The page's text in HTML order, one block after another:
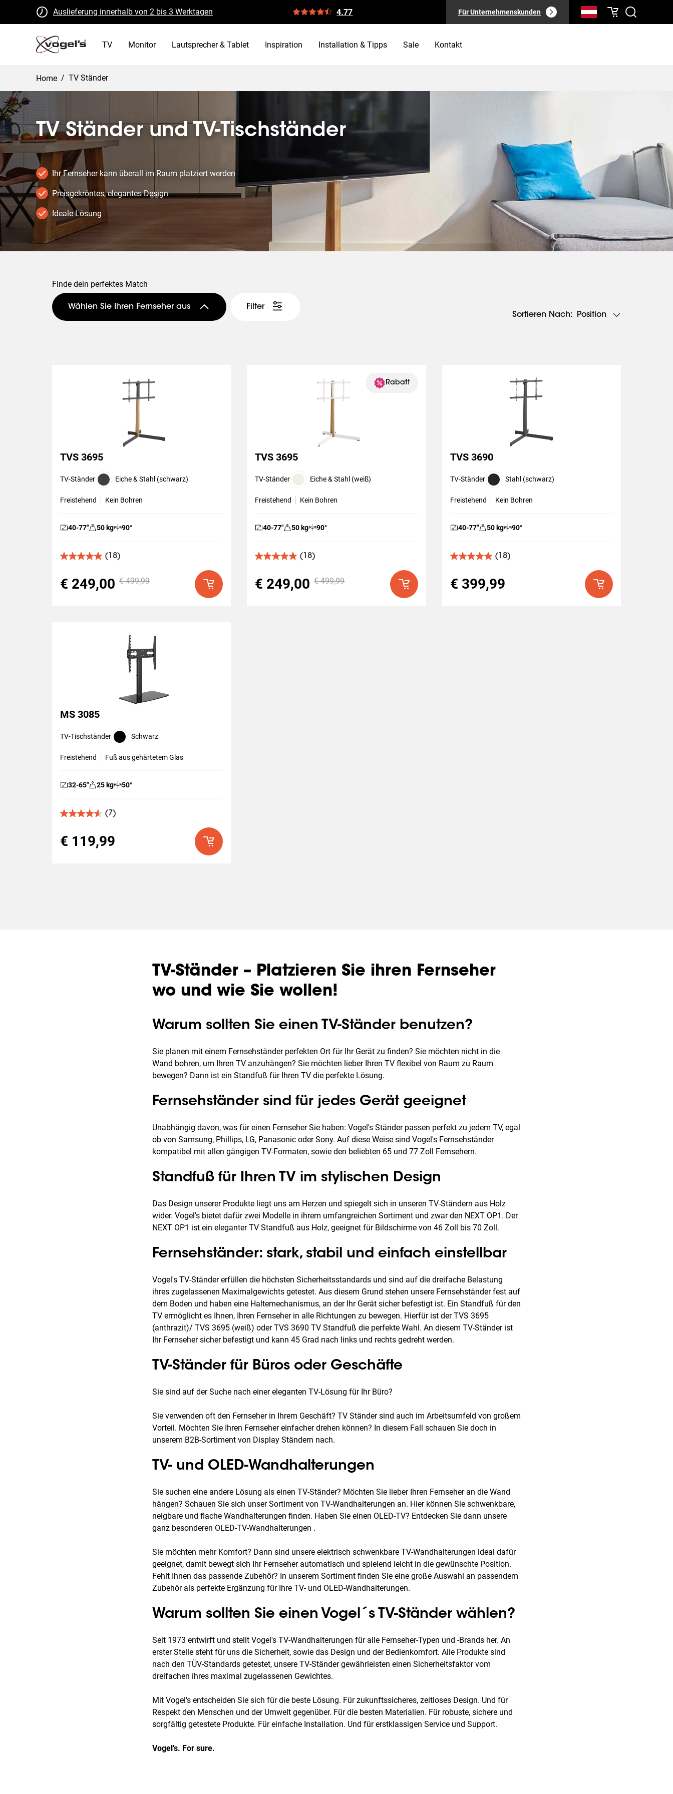
Auslieferung innerhalb von 2 bis 3 Werktagen
Kostenlose Rückgabe innerhalb von 30 Tagen
B Corp zertifiziert
4.77 Für Unternehmenskunden
TV Monitor Lautsprecher & Tablet Inspiration Installation & Tipps Sale Kontakt
Home / TV Ständer
TV Ständer und TV-Tischständer
Ihr Fernseher kann überall im Raum platziert werden
Preisgekröntes, elegantes Design
Ideale Lösung
Finde dein perfektes Match
Wählen Sie Ihren Fernseher aus
Filter
Sortieren Nach:
Position
TVS 3695
TV-Ständer Eiche & Stahl (schwarz)
Freistehend Kein Bohren
40-77″ 50 kg 90°
(18)
4.9
5
Sternen.
€ 249,00 € 499,99
Rabatt
TVS 3695
TV-Ständer Eiche & Stahl (weiß)
Freistehend Kein Bohren
40-77″ 50 kg 90°
(18)
4.9
5
Sternen.
€ 249,00 € 499,99
TVS 3690
TV-Ständer Stahl (schwarz)
Freistehend Kein Bohren
40-77″ 50 kg 90°
(18)
4.9
5
Sternen.
€ 399,99
MS 3085
TV-Tischständer Schwarz
Freistehend Fuß aus gehärtetem Glas
32-65″ 25 kg 50°
(7)
4.6
5
Sternen.
€ 119,99
TV-Ständer – Platzieren Sie ihren Fernseher
wo und wie Sie wollen!
Warum sollten Sie einen TV-Ständer benutzen?
Sie planen mit einem Fernsehständer perfekten Ort für Ihr Gerät zu finden? Sie möchten nicht in die
Wand bohren, um Ihren TV anzuhängen? Sie möchten lieber Ihren TV flexibel von Raum zu Raum
bewegen? Dann ist ein Standfuß für Ihren TV die perfekte Lösung.
Fernsehständer sind für jedes Gerät geeignet
Unabhängig davon, was für einen Fernseher Sie haben: Vogel's Ständer passen perfekt zu jedem TV, egal
ob von Samsung, Phillips, LG, Panasonic oder Sony. Auf diese Weise sind Vogel's Fernsehständer
kompatibel mit allen gängigen TV-Formaten, sowie den beliebten 65 und 77 Zoll Fernsehern.
Standfuß für Ihren TV im stylischen Design
Das Design unserer Produkte liegt uns am Herzen und spiegelt sich in unseren TV-Ständern aus Holz
wider. Vogel's bietet dafür zwei Modelle in ihrem umfangreichen Sortiment und zwar den NEXT OP1. Der
NEXT OP1 ist ein eleganter TV Standfuß aus Holz, geeignet für Bildschirme von 46 Zoll bis 70 Zoll.
Fernsehständer: stark, stabil und einfach einstellbar
Vogel's TV-Ständer erfüllen die höchsten Sicherheitsstandards und sind auf die dreifache Belastung
ihres zugelassenen Maximalgewichts getestet. Aus diesem Grund stehen unsere Fernsehständer fest auf
dem Boden und haben eine Haltemechanismus, an der Ihr Gerät sicher befestigt ist. Ein Standfuß für den
TV ermöglicht es Ihnen, Ihren Fernseher in alle Richtungen zu bewegen. Hierfür ist der TVS 3695
(anthrazit)/ TVS 3695 (weiß) oder TVS 3690 TV Standfuß die perfekte Wahl. An diesem TV-Ständer ist
Ihr Fernseher sicher befestigt und kann 45 Grad nach links und rechts gedreht werden.
TV-Ständer für Büros oder Geschäfte
Sie sind auf der Suche nach einer eleganten TV-Lösung für Ihr Büro?
Sie verwenden oft den Fernseher in Ihrem Geschäft? TV Ständer sind auch im Arbeitsumfeld von großem
Vorteil. Möchten Sie Ihren Fernseher einfacher drehen können? In diesem Fall schauen Sie doch in
unserem B2B-Sortiment von Display Ständern nach.
TV- und OLED-Wandhalterungen
Sie suchen eine andere Lösung als einen TV-Ständer? Möchten Sie lieber Ihren Fernseher an die Wand
hängen? Schauen Sie sich unser Sortiment von TV-Wandhalterungen an. Hier können Sie schwenkbare,
neigbare und flache Wandhalterungen finden. Haben Sie einen OLED-TV? Entdecken Sie dann unsere
ganz besonderen OLED-TV-Wandhalterungen .
Sie möchten mehr Komfort? Dann sind unsere elektrisch schwenkbare TV-Wandhalterungen ideal dafür
geeignet, damit bewegt sich Ihr Fernseher automatisch und spielend leicht in die gewünschte Position.
Fehlt Ihnen das passende Zubehör? In unserem Sortiment finden Sie eine große Auswahl an passendem
Zubehör als perfekte Ergänzung für Ihre TV- und OLED-Wandhalterungen.
Warum sollten Sie einen Vogel´s TV-Ständer wählen?
Seit 1973 entwirft und stellt Vogel's TV-Wandhalterungen für alle Fernseher-Typen und -Brands her. An
erster Stelle steht für uns die Sicherheit, sowie das Design und der Bedienkomfort. Alle Produkte sind
nach den TÜV-Standards getestet, unsere TV-Ständer gewährleisten einen Sicherheitsfaktor vom
dreifachen ihres maximal zugelassenen Gewichtes.
Mit Vogel's entscheiden Sie sich für die beste Lösung. Für zukunftssicheres, zeitloses Design. Und für
Respekt den Menschen und der Umwelt gegenüber. Für die besten Materialien. Für robuste, sichere und
sorgfältig getestete Produkte. Für einfache Installation. Und für erstklassigen Service und Support.
Vogel's. For sure.